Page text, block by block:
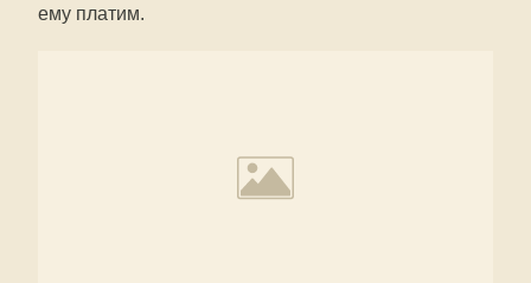
ему платим.